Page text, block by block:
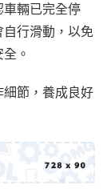
輛已完全停
行滑動，以免
。
節，養成良好